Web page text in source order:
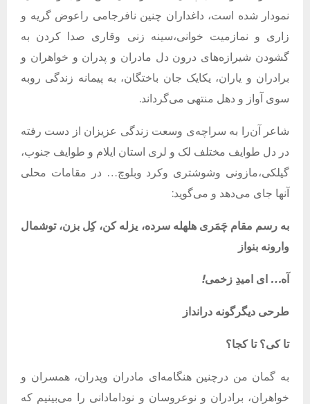
نمودار شده است، داغداران چنین نافرجامی راعوض گریه و
زاری و نمازمیت خوانی،سینه زنی وقاری صدا کردن به
گشودن شیرازه‌های درون دل مادران و پدران و خواهران و
برادران و یاران، یکایک جان باختگان، به پیمانه زندگی روبه
سوی آواز و دهل منتهی می‌گرداند.
شاعر آن‌را به سراچه‌ی وسعت زندگی عزیزان از دست رفته
در دل طوایف مختلف لک و لری استان ایلام و طوایف جنوب،
گیلکی،مازونی وشوشتری وکرد وبلوچ… در مقامات محلی
آنها جای می‌دهد و می‌گوید:
به رسم مقام چَمَری هلهله سرده، یزله کن، کِل بزن، توشمال
وارونه بنواز
آه… ای امیدِ زخمی!
طرحی دیگرگونه درانداز
تا کی؟ تا کجا؟
به گمان من درچنین هنگامه‌ای مادران وپدران، همسران و
خواهران، برادران و نوعروسان و نودامادانی را می‌بینیم که